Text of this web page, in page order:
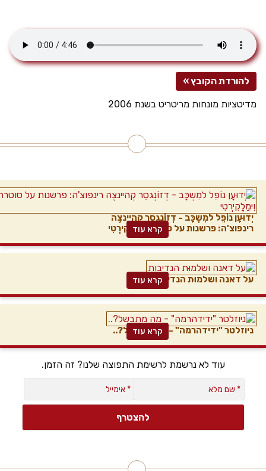
להורדת הקובץ »
מדיטציות מונחות מריטריט בשנת 2006
יְדוּעָן נוֹפֵל למִשְכָּב - דְזוֹנְגסַר קְהיינצֶה
רינפוצ'ה: פרשנות על סוטרת וִימַלָקִירְטִי
קרא עוד
על דאנה ושלמוּת הנדיבותקרא עוד
ניוזלטר "ידידהרמה" - מה מתבשל?..
קרא עוד
עוד לא נרשמת לרשימת התפוצה שלנו? זה הזמן.